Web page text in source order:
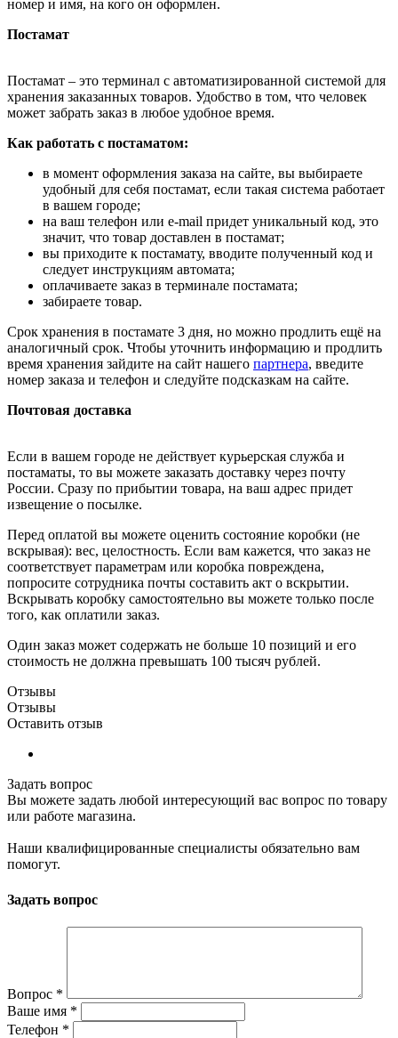
номер и имя, на кого он оформлен.
Постамат
Постамат – это терминал с автоматизированной системой для
хранения заказанных товаров. Удобство в том, что человек
может забрать заказ в любое удобное время.
Как работать с постаматом:
в момент оформления заказа на сайте, вы выбираете
удобный для себя постамат, если такая система работает
в вашем городе;
на ваш телефон или e-mail придет уникальный код, это
значит, что товар доставлен в постамат;
вы приходите к постамату, вводите полученный код и
следует инструкциям автомата;
оплачиваете заказ в терминале постамата;
забираете товар.
Срок хранения в постамате 3 дня, но можно продлить ещё на
аналогичный срок. Чтобы уточнить информацию и продлить
время хранения зайдите на сайт нашего партнера, введите
номер заказа и телефон и следуйте подсказкам на сайте.
Почтовая доставка
Если в вашем городе не действует курьерская служба и
постаматы, то вы можете заказать доставку через почту
России. Сразу по прибытии товара, на ваш адрес придет
извещение о посылке.
Перед оплатой вы можете оценить состояние коробки (не
вскрывая): вес, целостность. Если вам кажется, что заказ не
соответствует параметрам или коробка повреждена,
попросите сотрудника почты составить акт о вскрытии.
Вскрывать коробку самостоятельно вы можете только после
того, как оплатили заказ.
Один заказ может содержать не больше 10 позиций и его
стоимость не должна превышать 100 тысяч рублей.
Отзывы
Отзывы
Оставить отзыв
Задать вопрос
Вы можете задать любой интересующий вас вопрос по товару
или работе магазина.
Наши квалифицированные специалисты обязательно вам
помогут.
Задать вопрос
Вопрос *
Ваше имя *
Телефон *